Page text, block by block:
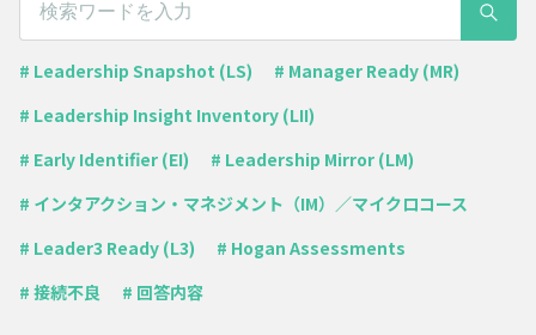
# Leadership Snapshot (LS)
# Manager Ready (MR)
# Leadership Insight Inventory (LII)
# Early Identifier (EI)
# Leadership Mirror (LM)
# インタアクション・マネジメント（IM）／マイクロコース
# Leader3 Ready (L3)
# Hogan Assessments
# 接続不良
# 回答内容